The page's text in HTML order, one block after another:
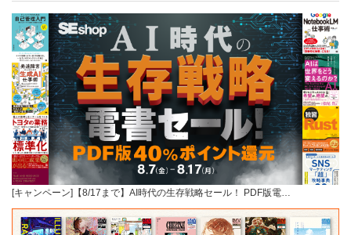
[キャンペーン]【8/17まで】AI時代の生存戦略セール！ PDF版電…